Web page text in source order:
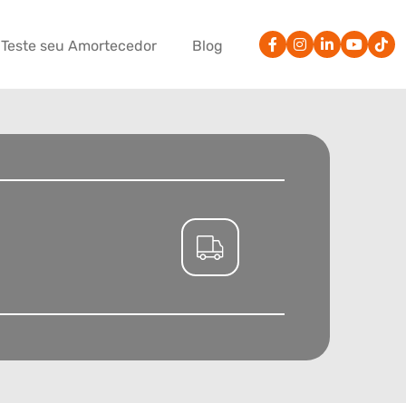
Teste seu Amortecedor Blog